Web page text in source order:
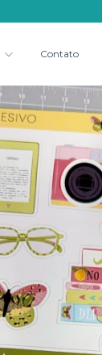
Contato